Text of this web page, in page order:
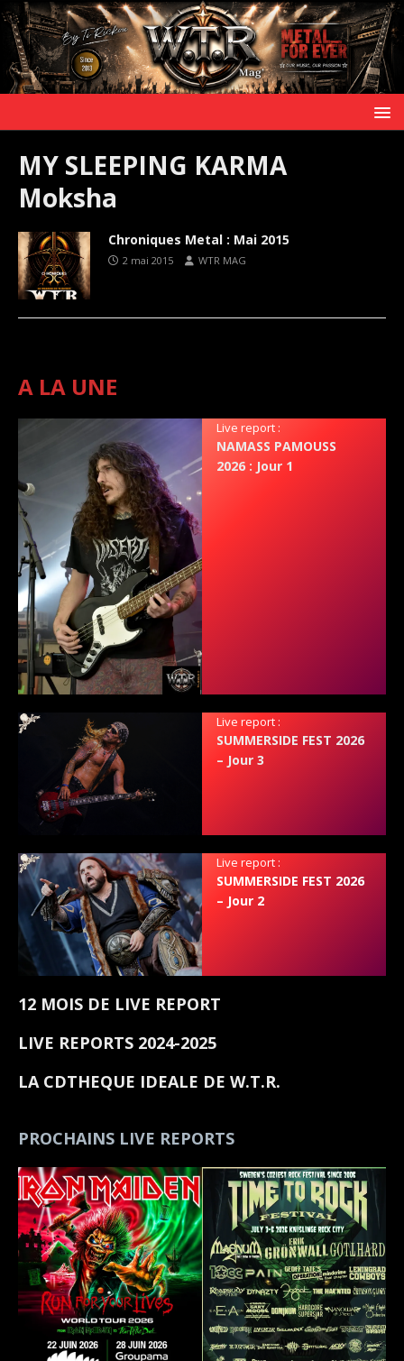
MY SLEEPING KARMA
Moksha
Chroniques Metal : Mai 2015
2 mai 2015 WTR MAG
A LA UNE
Live report :
NAMASS PAMOUSS
2026 : Jour 1
Live report :
SUMMERSIDE FEST 2026
– Jour 3
Live report :
SUMMERSIDE FEST 2026
– Jour 2
12 MOIS DE LIVE REPORT
LIVE REPORTS 2024-2025
LA CDTHEQUE IDEALE DE W.T.R.
PROCHAINS LIVE REPORTS